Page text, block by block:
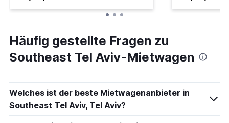
Häufig gestellte Fragen zu
Southeast Tel Aviv-Mietwagen
Welches ist der beste Mietwagenanbieter in
Southeast Tel Aviv, Tel Aviv?